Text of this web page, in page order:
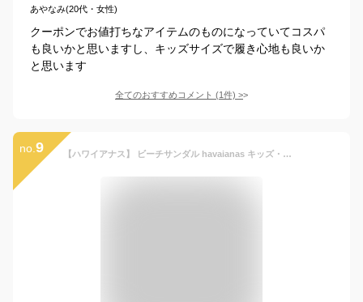
あやなみ(20代・女性)
クーポンでお値打ちなアイテムのものになっていてコスパ
も良いかと思いますし、キッズサイズで履き心地も良いか
と思います
全てのおすすめコメント (1件) >
no. 9 【ハワイアナス】 ビーチサンダル havaianas キッズ・フォーナイト 発光 （KIDS 4 NITE） キッズ 子供 【あす楽対応】